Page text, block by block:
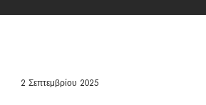
2 Σεπτεμβρίου 2025